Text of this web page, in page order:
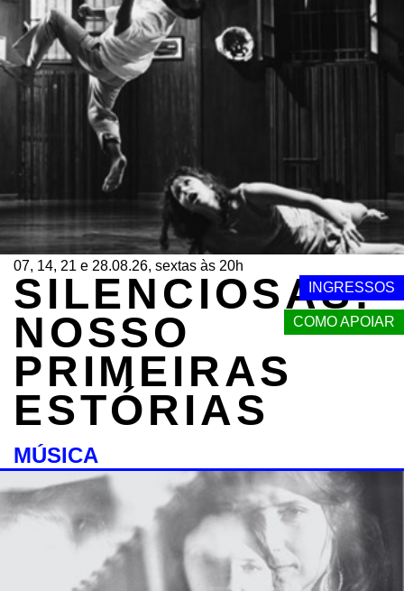
INGRESSOS
COMO APOIAR
07, 14, 21 e 28.08.26, sextas às 20h
SILENCIOSAS:
NOSSO
PRIMEIRAS
ESTÓRIAS
MÚSICA